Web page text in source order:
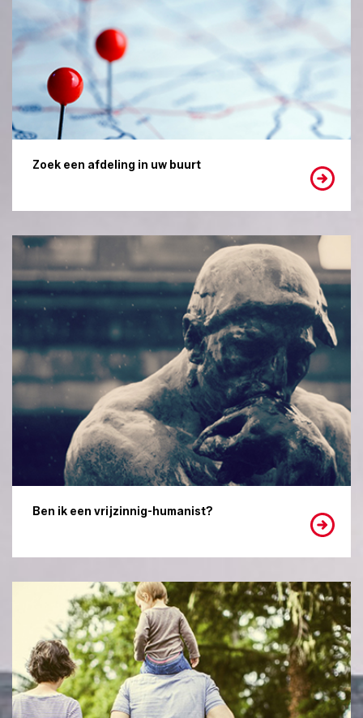
Zoek een afdeling in uw buurt
Ben ik een vrijzinnig-humanist?